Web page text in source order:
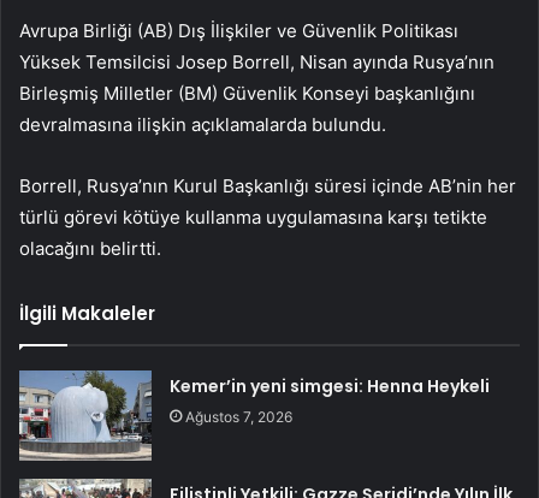
Avrupa Birliği (AB) Dış İlişkiler ve Güvenlik Politikası
Yüksek Temsilcisi Josep Borrell, Nisan ayında Rusya’nın
Birleşmiş Milletler (BM) Güvenlik Konseyi başkanlığını
devralmasına ilişkin açıklamalarda bulundu.
Borrell, Rusya’nın Kurul Başkanlığı süresi içinde AB’nin her
türlü görevi kötüye kullanma uygulamasına karşı tetikte
olacağını belirtti.
İlgili Makaleler
Kemer’in yeni simgesi: Henna Heykeli
Ağustos 7, 2026